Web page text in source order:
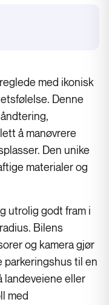
med ikonisk
Denne
å manøvrere
Den unike
materialer og
utrolig godt fram i
Bilens
og kamera gjør
parkeringshus til en
landeveiene eller
med